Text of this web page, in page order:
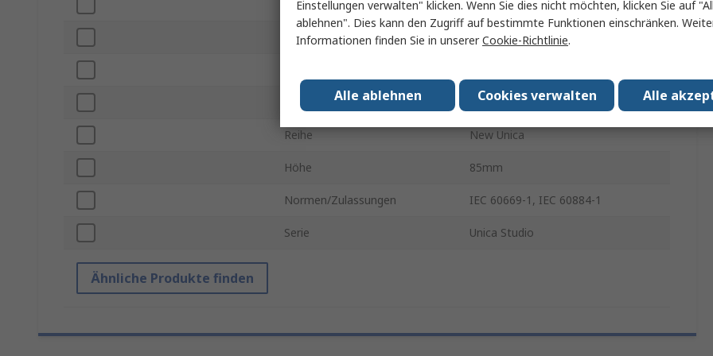
Farbe Weiß
Material Thermoplast
Tiefe 10mm
Reihe New Unica
Höhe 85mm
Normen/Zulassungen IEC 60669-1, IEC 60884-1
Serie Unica Studio
Ähnliche Produkte finden
Einstellungen verwalten" klicken. Wenn Sie dies nicht möchten, klicken Sie auf
ablehnen". Dies kann den Zugriff auf bestimmte Funktionen einschränken.
Informationen finden Sie in unsererCookie-Richtlinie.
Alle
Cookies verwalten
Alle ablehnen